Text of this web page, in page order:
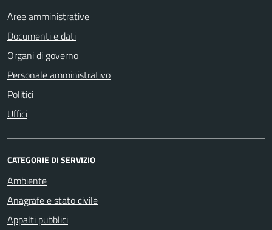
Aree amministrative
Documenti e dati
Organi di governo
Personale amministrativo
Politici
Uffici
CATEGORIE DI SERVIZIO
Ambiente
Anagrafe e stato civile
Appalti pubblici